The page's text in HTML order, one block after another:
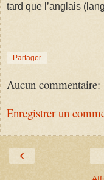
tard que l’anglais
Partager
Aucun commentaire:
Enregistrer un
‹